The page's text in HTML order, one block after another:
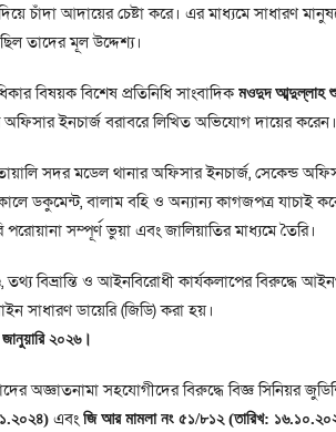
চাঁদা আদায়ের চেষ্টা করে। এর মাধ্যমে সাধারণ
তাদের মূল উদ্দেশ্য।
বিষয়ক বিশেষ প্রতিনিধি সাংবাদিকমওদুদ আব্দুল্লাহ
ইনচার্জ বরাবরে লিখিত অভিযোগ দায়ের করেন।
সদর মডেল থানার অফিসার ইনচার্জ, সেকেন্ড
ডকুমেন্ট, বালাম বহি ও অন্যান্য কাগজপত্র যাচাই
সম্পূর্ণ ভুয়া এবং জালিয়াতির মাধ্যমে তৈরি।
তথ্য বিভ্রান্তি ও আইনবিরোধী কার্যকলাপের বিরুদ্ধে
সাধারণ ডায়েরি (জিডি) করা হয়।
২০২৬।
অজ্ঞাতনামা সহযোগীদের বিরুদ্ধে বিজ্ঞ সিনিয়র
এবংজি আর মামলা নং ৫১/৮১২ (তারিখ: